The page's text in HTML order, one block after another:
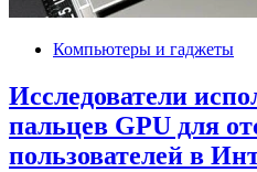
Компьютеры и гаджеты
Исследователи
пальцев GPU для
пользователей в